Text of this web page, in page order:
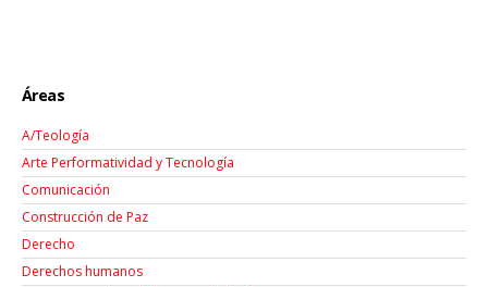
Áreas
A/Teología
Arte Performatividad y Tecnología
Comunicación
Construcción de Paz
Derecho
Derechos humanos